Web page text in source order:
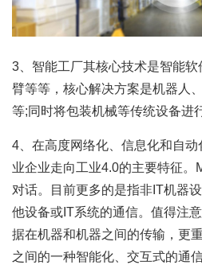
3、智能工厂其核心技术是智能
臂等等，核心解决方案是机器人
等;同时将包装机械等传统设备进
4、在高度网络化、信息化和自
业企业走向工业4.0的主要特征。
对话。目前更多的是指非IT机器
他设备或IT系统的通信。值得注
据在机器和机器之间的传输，更
之间的一种智能化、交互式的通信